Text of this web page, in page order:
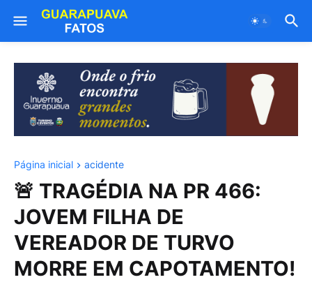
Página inicial acidente
🚨 TRAGÉDIA NA PR 466:
JOVEM FILHA DE
VEREADOR DE TURVO
MORRE EM CAPOTAMENTO!